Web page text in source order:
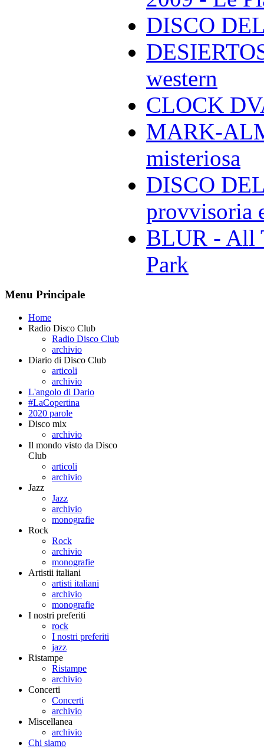
DISCO
western
CLOCK
MARK-
misteriosa
DISCO
provvisoria
BLUR - All
Park
Menu Principale
Home
Radio Disco Club
Radio Disco Club
archivio
Diario di Disco Club
articoli
archivio
L'angolo di Dario
#LaCopertina
2020 parole
Disco mix
archivio
Il mondo visto da Disco
Club
articoli
archivio
Jazz
Jazz
archivio
monografie
Rock
Rock
archivio
monografie
Artistii italiani
artisti italiani
archivio
monografie
I nostri preferiti
rock
I nostri preferiti
jazz
Ristampe
Ristampe
archivio
Concerti
Concerti
archivio
Miscellanea
archivio
Chi siamo